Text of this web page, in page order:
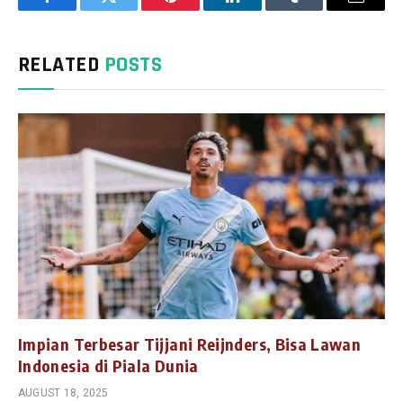
FacebookTwitter Pinterest LinkedInTumblr Email
RELATED POSTS
Impian Terbesar Tijjani Reijnders, Bisa Lawan
Indonesia di Piala Dunia
AUGUST 18, 2025